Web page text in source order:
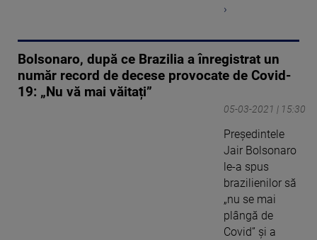
›
Bolsonaro, după ce Brazilia a înregistrat un
număr record de decese provocate de Covid-
19: „Nu vă mai văitați”
05-03-2021 | 15:30
Președintele
Jair Bolsonaro
le-a spus
brazilienilor să
„nu se mai
plângă de
Covid” și a